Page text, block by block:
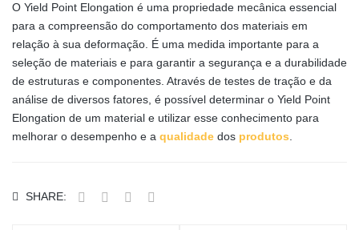
O Yield Point Elongation é uma propriedade mecânica essencial
para a compreensão do comportamento dos materiais em
relação à sua deformação. É uma medida importante para a
seleção de materiais e para garantir a segurança e a durabilidade
de estruturas e componentes. Através de testes de tração e da
análise de diversos fatores, é possível determinar o Yield Point
Elongation de um material e utilizar esse conhecimento para
melhorar o desempenho e a qualidade dos produtos
SHARE: